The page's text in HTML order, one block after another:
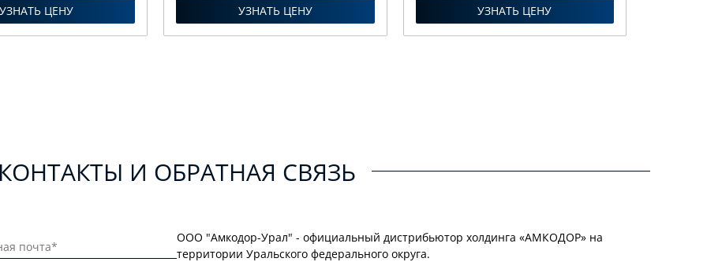
ЦЕНУ УЗНАТЬ ЦЕНУ УЗНАТЬ ЦЕНУ
И ОБРАТНАЯ СВЯЗЬ
ООО "Амкодор-Урал" - официальный дистрибьютор холдинга «АМКОДОР» на
территории Уральского федерального округа.